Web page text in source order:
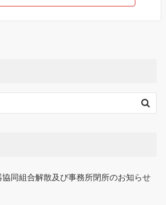
協同組合解散及び事務所閉所のお知らせ